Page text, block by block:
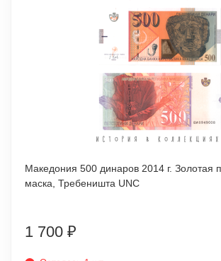
Македония 500 динаров 2014 г. Золотая
маска, Требеништа UNC
1 700 ₽